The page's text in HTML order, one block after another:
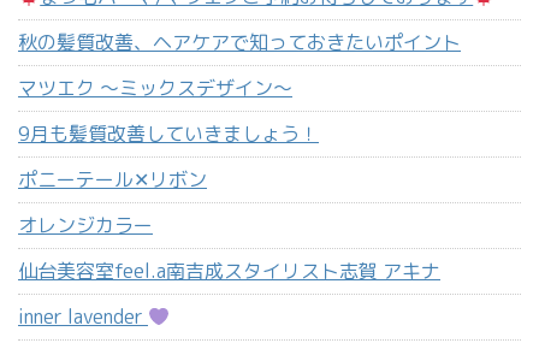
9月も髪質改善していきましょう！
ポニーテール‪✕‬リボン
オレンジカラー
仙台美容室feel.a南吉成スタイリスト志賀 アキナ
inner lavender
タイトアレンジ
ツインアレンジ